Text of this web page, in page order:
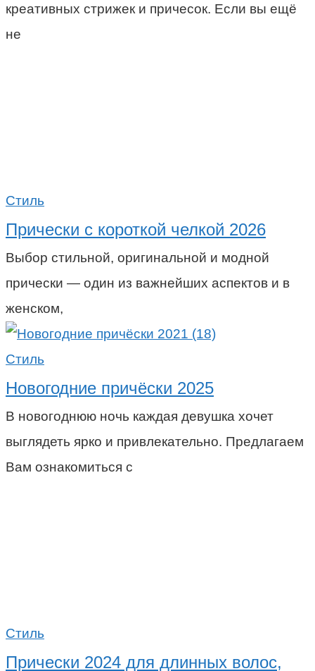
креативных стрижек и причесок. Если вы ещё
не
Стиль
Прически с короткой челкой 2026
Выбор стильной, оригинальной и модной
прически — один из важнейших аспектов и в
женском,
Стиль
Новогодние причёски 2025
В новогоднюю ночь каждая девушка хочет
выглядеть ярко и привлекательно. Предлагаем
Вам ознакомиться с
Стиль
Прически 2024 для длинных волос,